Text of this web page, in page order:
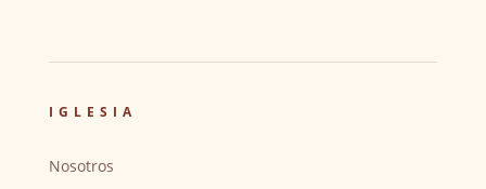
IGLESIA
Nosotros